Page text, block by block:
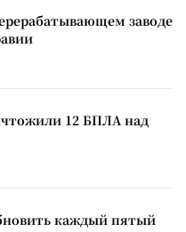
заводе
12 БПЛА над
каждый пятый